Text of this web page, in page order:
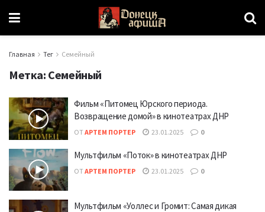
Главная Тег Семейный
Метка: Семейный
Фильм «Питомец Юрского периода.
Возвращение домой» в кинотеатрах ДНР
ОТ АРТЕМ ПОРТЕР 23.01.2025 0
Мультфильм «Поток» в кинотеатрах ДНР
ОТ АРТЕМ ПОРТЕР 23.01.2025 0
Мультфильм «Уоллес и Громит: Самая дикая